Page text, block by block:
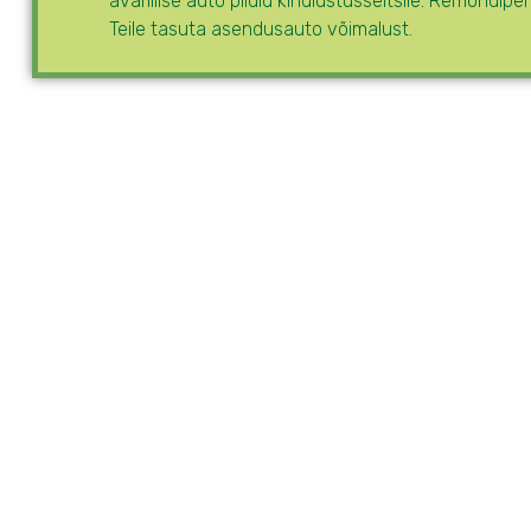
Teile tasuta asendusauto võimalust.